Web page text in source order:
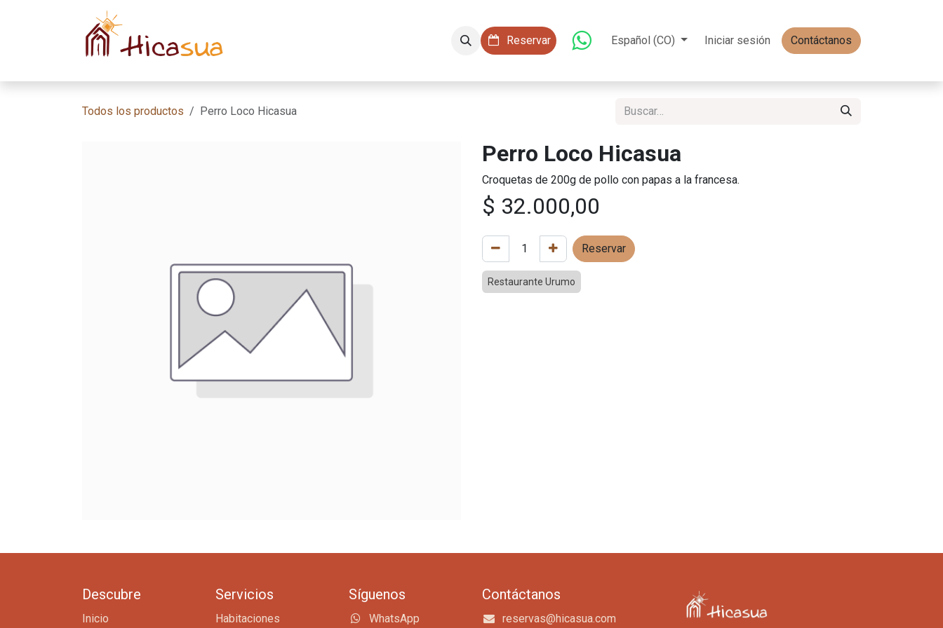
Servicios ​​ Reservar Español (CO) Iniciar sesión Contáctanos
Todos los productos Perro Loco Hicasua
Perro Loco Hicasua
Croquetas de 200g de pollo con papas a la francesa.
$ 32.000,00
Reservar
Restaurante Urumo
Descubre
Inicio
Servicios
Habitaciones
Síguenos
WhatsApp
Contáctanos
reservas@hicasua.com